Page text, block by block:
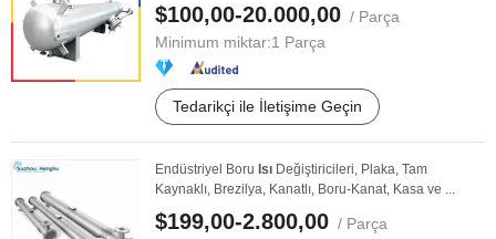
$100,00-20.000,00 / Parça
Minimum miktar:1 Parça
Tedarikçi ile İletişime Geçin
Endüstriyel Boru Isı Değiştiricileri, Plaka, Tam
Kaynaklı, Brezilya, Kanatlı, Boru-Kanat, Kasa ve ...
$199,00-2.800,00 / Parça